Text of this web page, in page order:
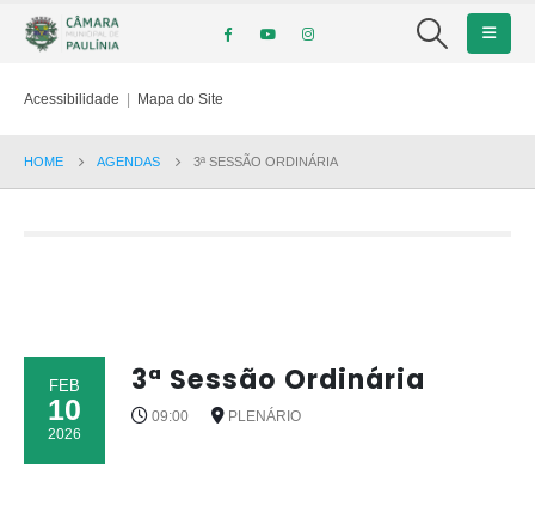
Acessibilidade | Mapa do Site
HOME AGENDAS 3ª SESSÃO ORDINÁRIA
FEB
10
2026
3ª Sessão Ordinária
09:00 PLENÁRIO